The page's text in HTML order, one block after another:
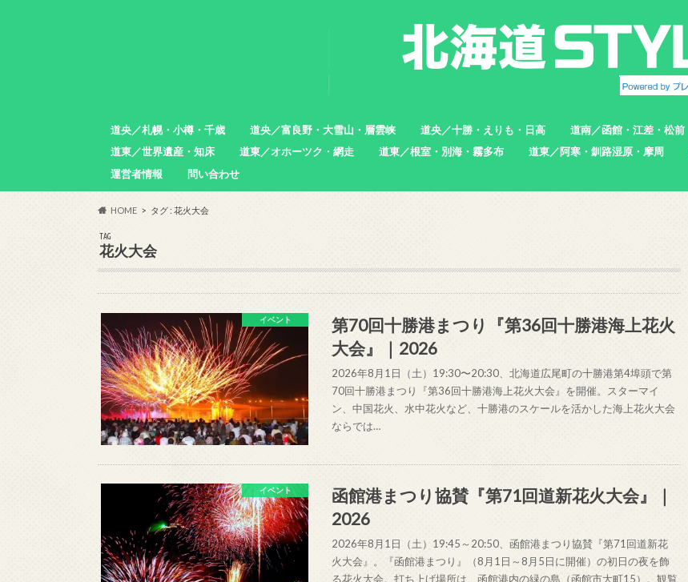
道央／札幌・小樽・千歳
札幌市
小樽市
石狩市
北広島市
恵庭市
千歳市
苫小牧市
道央／富良野・大雪山・層雲峡
中富良野町
東川町
沼田町
幌加内町
増毛町
道央／十勝・えりも・日高
帯広市
えりも町
新ひだか町
足寄町
道南／函館・江差・松前
函館市
北斗市
七飯町
松前町
江差町
上ノ国町
道東／世界遺産・知床
羅臼町
斜里町
道東／オホーツク・網走 道東／根室・別海・霧多布 道東／阿寒・釧路湿原・摩周
運営者情報
問い合わせ
HOME タグ : 花火大会
TAG
花火大会
イベント
第70回十勝港まつり『第36回十勝港海上花火
大会』｜2026
2026年8月1日（土）19:30〜20:30、北海道広尾町の十勝港第4埠頭で第
70回十勝港まつり『第36回十勝港海上花火大会』を開催。スターマイ
ン、中国花火、水中花火など、十勝港のスケールを活かした海上花火大会
ならでは…
イベント
函館港まつり協賛『第71回道新花火大会』｜
2026
2026年8月1日（土）19:45～20:50、函館港まつり協賛『第71回道新花
火大会』。『函館港まつり』（8月1日～8月5日に開催）の初日の夜を飾
る花火大会。打ち上げ場所は、函館港内の緑の島（函館市大町15）。観覧